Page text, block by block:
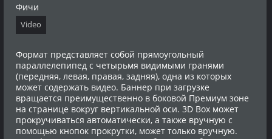
Фичи
Video
Формат представляет собой прямоугольный
параллелепипед с четырьмя видимыми гранями
(передняя, левая, правая, задняя), одна из которых
может содержать видео. Баннер при загрузке
вращается преимущественно в боковой Премиум зоне
на странице вокруг вертикальной оси. 3D Box может
прокручиваться автоматически, а также вручную с
помощью кнопок прокрутки, может только вручную.